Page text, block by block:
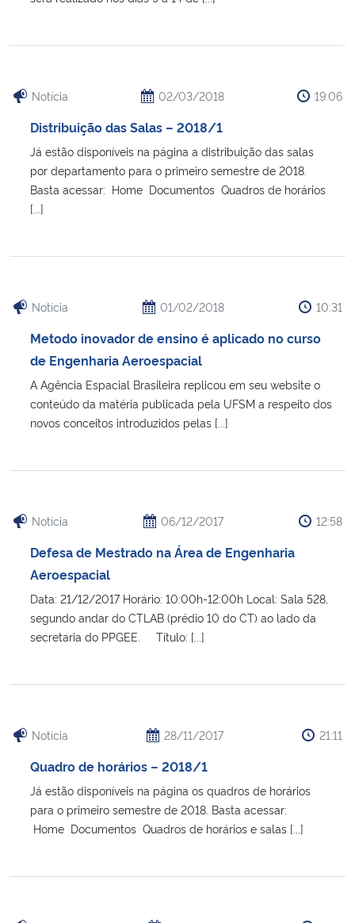
Notícia 02/03/2018 19:06
Distribuição das Salas – 2018/1
Já estão disponíveis na página a distribuição das salas
por departamento para o primeiro semestre de 2018.
Basta acessar: Home Documentos Quadros de horários
[...]
Notícia 01/02/2018 10:31
Metodo inovador de ensino é aplicado no curso
de Engenharia Aeroespacial
A Agência Espacial Brasileira replicou em seu website o
conteúdo da matéria publicada pela UFSM a respeito dos
novos conceitos introduzidos pelas [...]
Notícia 06/12/2017 12:58
Defesa de Mestrado na Área de Engenharia
Aeroespacial
Data: 21/12/2017 Horário: 10:00h-12:00h Local: Sala 528,
segundo andar do CTLAB (prédio 10 do CT) ao lado da
secretaria do PPGEE. Título: [...]
Notícia 28/11/2017 21:11
Quadro de horários – 2018/1
Já estão disponíveis na página os quadros de horários
para o primeiro semestre de 2018. Basta acessar:
Home Documentos Quadros de horários e salas [...]